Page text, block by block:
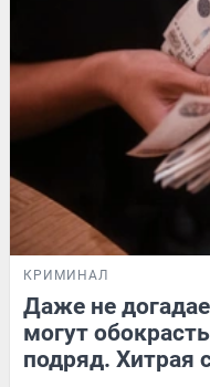
КРИМИНАЛ
Даже не
могут
подряд. Хитрая